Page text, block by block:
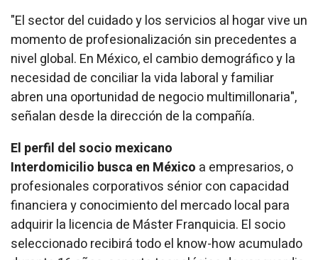
"El sector del cuidado y los servicios al hogar vive un
momento de profesionalización sin precedentes a
nivel global. En México, el cambio demográfico y la
necesidad de conciliar la vida laboral y familiar
abren una oportunidad de negocio multimillonaria",
señalan desde la dirección de la compañía.
El perfil del socio mexicano
Interdomicilio busca en México a empresarios, o
profesionales corporativos sénior con capacidad
financiera y conocimiento del mercado local para
adquirir la licencia de Máster Franquicia. El socio
seleccionado recibirá todo el know-how acumulado